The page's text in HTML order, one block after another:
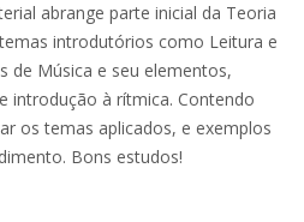
abrange parte inicial da Teoria
introdutórios como Leitura e
de Música e seu elementos,
introdução à rítmica. Contendo
os temas aplicados, e exemplos
Bons estudos!